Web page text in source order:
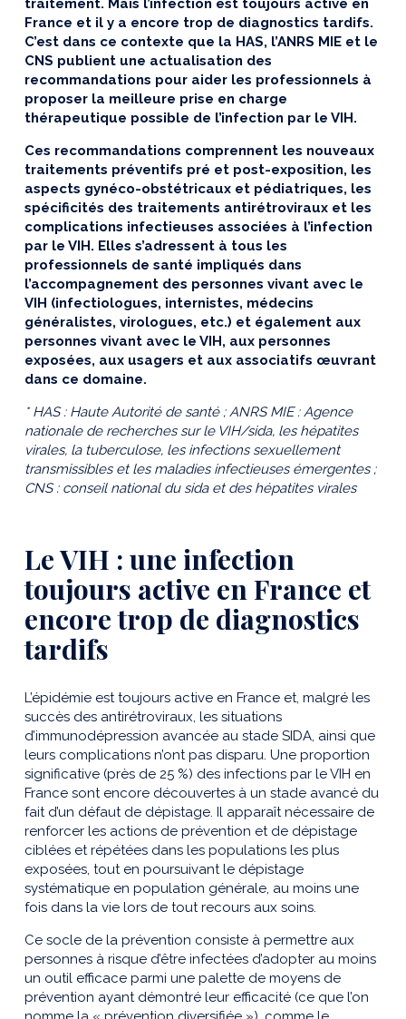
traitement. Mais l’infection est toujours active en
France et il y a encore trop de diagnostics tardifs.
C’est dans ce contexte que la HAS, l’ANRS MIE et le
CNS publient une actualisation des
recommandations pour aider les professionnels à
proposer la meilleure prise en charge
thérapeutique possible de l’infection par le VIH.
Ces recommandations comprennent les nouveaux
traitements préventifs pré et post-exposition, les
aspects gynéco-obstétricaux et pédiatriques, les
spécificités des traitements antirétroviraux et les
complications infectieuses associées à l’infection
par le VIH. Elles s’adressent à tous les
professionnels de santé impliqués dans
l’accompagnement des personnes vivant avec le
VIH (infectiologues, internistes, médecins
généralistes, virologues, etc.) et également aux
personnes vivant avec le VIH, aux personnes
exposées, aux usagers et aux associatifs œuvrant
dans ce domaine.
*HAS : Haute Autorité de santé ; ANRS MIE : Agence
nationale de recherches sur le VIH/sida, les hépatites
virales, la tuberculose, les infections sexuellement
transmissibles et les maladies infectieuses émergentes ;
CNS : conseil national du sida et des hépatites virales
Le VIH : une infection
toujours active en France et
encore trop de diagnostics
tardifs
L’épidémie est toujours active en France et, malgré les
succès des antirétroviraux, les situations
d’immunodépression avancée au stade SIDA, ainsi que
leurs complications n’ont pas disparu. Une proportion
significative (près de 25 %) des infections par le VIH en
France sont encore découvertes à un stade avancé du
fait d’un défaut de dépistage. Il apparaît nécessaire de
renforcer les actions de prévention et de dépistage
ciblées et répétées dans les populations les plus
exposées, tout en poursuivant le dépistage
systématique en population générale, au moins une
fois dans la vie lors de tout recours aux soins.
Ce socle de la prévention consiste à permettre aux
personnes à risque d’être infectées d’adopter au moins
un outil efficace parmi une palette de moyens de
prévention ayant démontré leur efficacité (ce que l’on